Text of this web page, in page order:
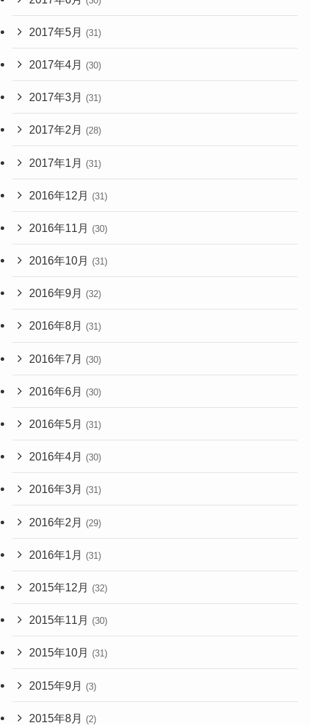
2017年5月 (31)
2017年4月 (30)
2017年3月 (31)
2017年2月 (28)
2017年1月 (31)
2016年12月 (31)
2016年11月 (30)
2016年10月 (31)
2016年9月 (32)
2016年8月 (31)
2016年7月 (30)
2016年6月 (30)
2016年5月 (31)
2016年4月 (30)
2016年3月 (31)
2016年2月 (29)
2016年1月 (31)
2015年12月 (32)
2015年11月 (30)
2015年10月 (31)
2015年9月 (3)
2015年8月 (2)